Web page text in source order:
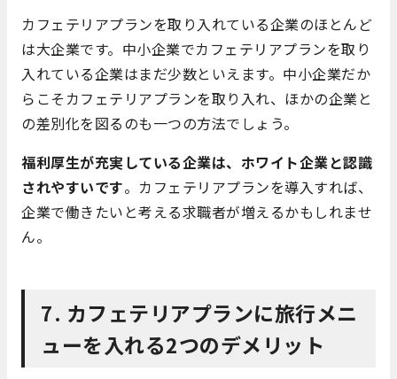
カフェテリアプランを取り入れている企業のほとんど
は大企業です。中小企業でカフェテリアプランを取り
入れている企業はまだ少数といえます。中小企業だか
らこそカフェテリアプランを取り入れ、ほかの企業と
の差別化を図るのも一つの方法でしょう。
福利厚生が充実している企業は、ホワイト企業と認識
されやすいです。カフェテリアプランを導入すれば、
企業で働きたいと考える求職者が増えるかもしれませ
ん。
7. カフェテリアプランに旅行メニ
ューを入れる2つのデメリット